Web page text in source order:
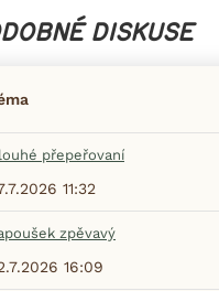
DISKUSE
přepeřovaní
11:32
zpěvavý
16:09